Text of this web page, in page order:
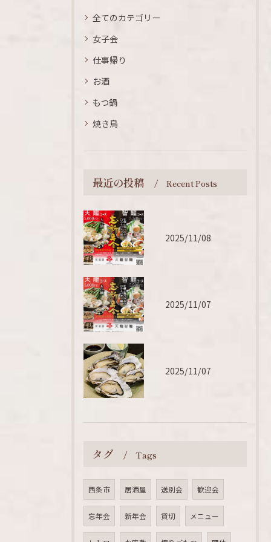
全てのカテゴリー
女子会
仕事帰り
お酒
もつ鍋
焼き鳥
最近の投稿 Recent Posts
2025/11/08
2025/11/07
2025/11/07
タグ Tags
西条市 居酒屋 送別会 歓迎会
忘年会 新年会 貸切 メニュー